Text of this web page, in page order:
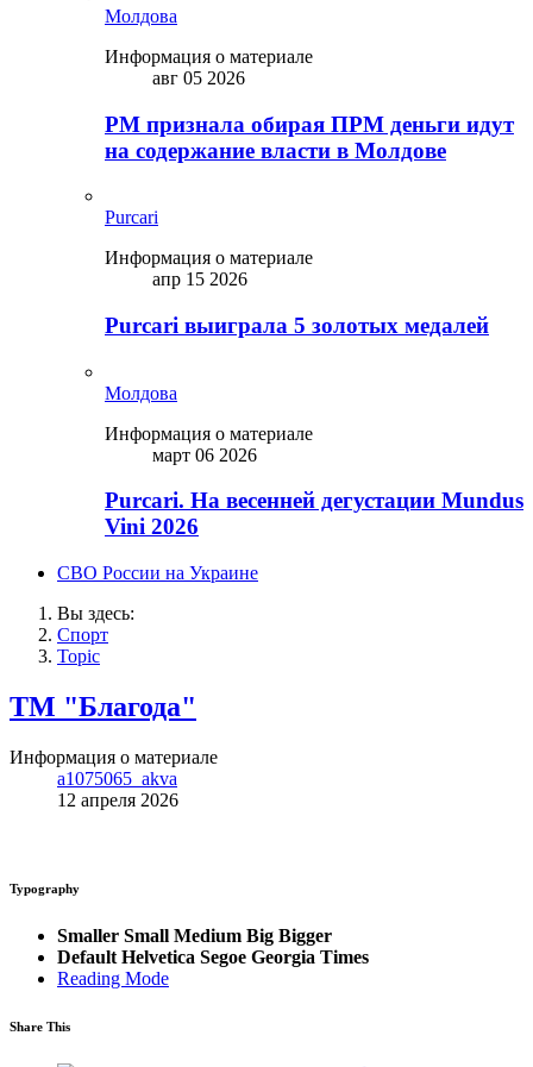
Молдова
Информация о материале
авг 05 2026
PM признала обирая ПРМ деньги идут
на содержание власти в Молдове
Purcari
Информация о материале
апр 15 2026
Purcari выиграла 5 золотых медалей
Молдова
Информация о материале
март 06 2026
Purcari. На весенней дегустации Mundus
Vini 2026
СВО России на Украине
Вы здесь:
Спорт
Topic
ТМ "Благода"
Информация о материале
a1075065_akva
12 апреля 2026
Typography
Smaller Small Medium Big Bigger
Default Helvetica Segoe Georgia Times
Reading Mode
Share This